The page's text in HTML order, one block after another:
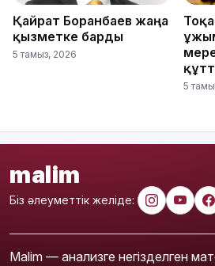
Қайрат Боранбаев жаңа
қызметке барды
5 тамыз, 2026
5
malim
Біз әлеуметтік желіде:
Malim — анализге негізделген